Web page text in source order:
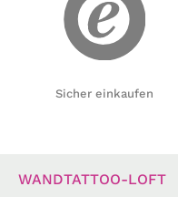
Sicher einkaufen
WANDTATTOO-LOFT